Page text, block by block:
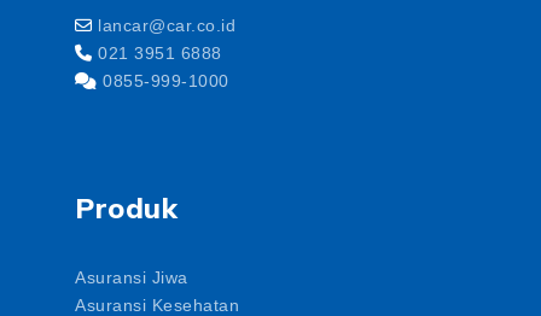
lancar@car.co.id
021 3951 6888
0855-999-1000
Produk
Asuransi Jiwa
Asuransi Kesehatan